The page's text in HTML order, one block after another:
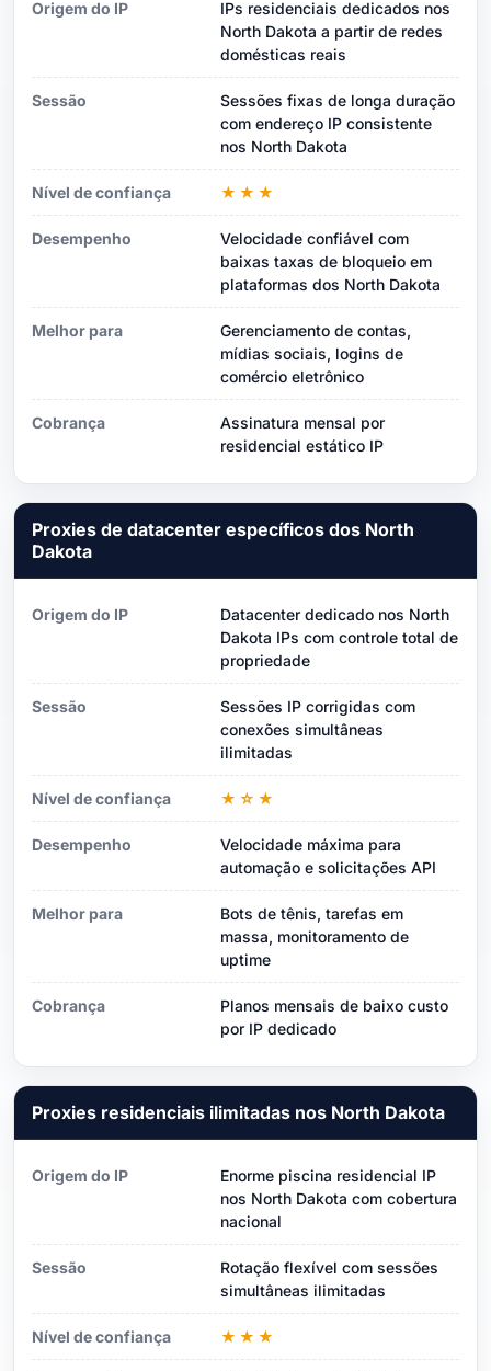
Origem do IP
IPs residenciais dedicados nos
North Dakota a partir de redes
domésticas reais
Sessão
Sessões fixas de longa duração
com endereço IP consistente
nos North Dakota
Nível de confiança ★★★
Desempenho
Velocidade confiável com
baixas taxas de bloqueio em
plataformas dos North Dakota
Melhor para
Gerenciamento de contas,
mídias sociais, logins de
comércio eletrônico
Cobrança
Assinatura mensal por
residencial estático IP
Proxies de datacenter específicos dos North
Dakota
Origem do IP
Datacenter dedicado nos North
Dakota IPs com controle total de
propriedade
Sessão
Sessões IP corrigidas com
conexões simultâneas
ilimitadas
Nível de confiança ★☆★
Desempenho
Velocidade máxima para
automação e solicitações API
Melhor para
Bots de tênis, tarefas em
massa, monitoramento de
uptime
Cobrança
Planos mensais de baixo custo
por IP dedicado
Proxies residenciais ilimitadas nos North Dakota
Origem do IP
Enorme piscina residencial IP
nos North Dakota com cobertura
nacional
Sessão
Rotação flexível com sessões
simultâneas ilimitadas
Nível de confiança ★★★